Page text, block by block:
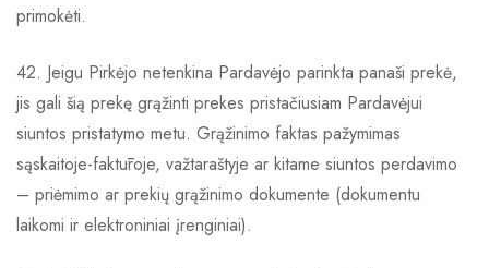
primokėti.
42. Jeigu Pirkėjo netenkina Pardavėjo parinkta panaši prekė,
jis gali šią prekę grąžinti prekes pristačiusiam Pardavėjui
siuntos pristatymo metu. Grąžinimo faktas pažymimas
sąskaitoje-faktūroje, važtaraštyje ar kitame siuntos perdavimo
– priėmimo ar prekių grąžinimo dokumente (dokumentu
laikomi ir elektroniniai įrenginiai).